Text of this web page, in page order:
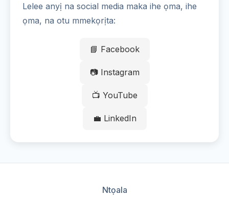
Lelee anyị na social media maka ihe ọma, ihe
ọma, na otu mmekọrịta:
📘 Facebook
📷 Instagram
📺 YouTube
💼 LinkedIn
Ntọala